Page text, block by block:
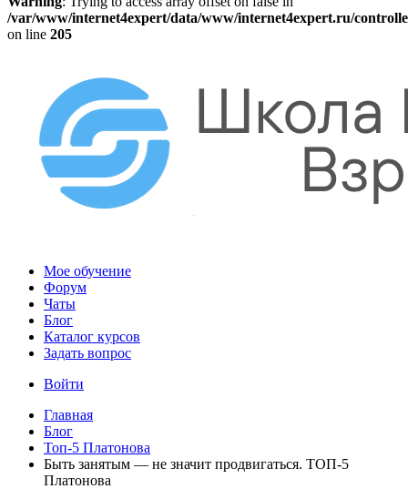
/var/www/internet4expert/data/www/internet4expert.ru/
on line 205
Мое обучение
Форум
Чаты
Блог
Каталог курсов
Задать вопрос
Войти
Главная
Блог
Топ-5 Платонова
Быть занятым — не значит продвигаться. ТОП-5
Платонова